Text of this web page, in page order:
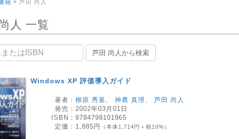
籍 > 芦田 尚人
人 一覧
芦田 尚人から検索
Windows XP 評価導入ガイド
著者： 柳原 秀基、 神農 真理 、 芦田 尚人
発売： 2002年03月01日
ISBN： 9784798101965
定価： 1,885円 （本体1,714円＋税10%）